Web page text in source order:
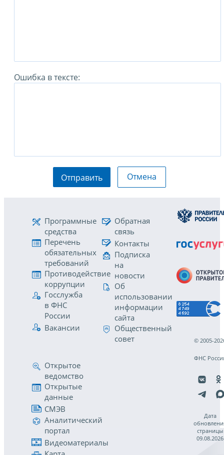
Ошибка в тексте:
Отправить Отмена
Программные
средства
Перечень
обязательных
требований
Противодействие
коррупции
Госслужба
в ФНС
России
Вакансии
Обратная
связь
Контакты
Подписка
на
новости
Об
использовании
информации
сайта
Общественный
совет
Открытое
ведомство
Открытые
данные
СМЭВ
Аналитический
портал
Видеоматериалы
© 2005-
ФНС
Дата
страницы
09.08.2026